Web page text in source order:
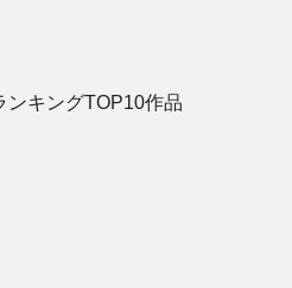
ンキングTOP10作品